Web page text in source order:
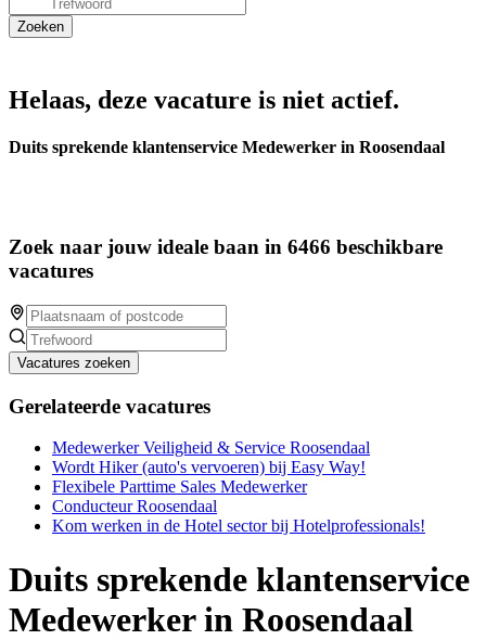
Helaas, deze vacature is niet actief.
Duits sprekende klantenservice Medewerker in Roosendaal
Zoek naar jouw ideale baan in 6466 beschikbare
vacatures
Vacatures zoeken
Gerelateerde vacatures
Medewerker Veiligheid & Service Roosendaal
Wordt Hiker (auto's vervoeren) bij Easy Way!
Flexibele Parttime Sales Medewerker
Conducteur Roosendaal
Kom werken in de Hotel sector bij Hotelprofessionals!
Duits sprekende klantenservice
Medewerker in Roosendaal